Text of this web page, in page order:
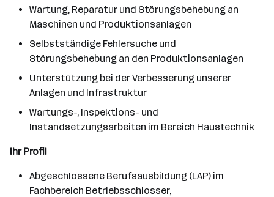
Wartung, Reparatur und Störungsbehebung an
Maschinen und Produktionsanlagen
Selbstständige Fehlersuche und
Störungsbehebung an den Produktionsanlagen
Unterstützung bei der Verbesserung unserer
Anlagen und Infrastruktur
Wartungs-, Inspektions- und
Instandsetzungsarbeiten im Bereich Haustechnik
Ihr Profil
Abgeschlossene Berufsausbildung (LAP) im
Fachbereich Betriebsschlosser,